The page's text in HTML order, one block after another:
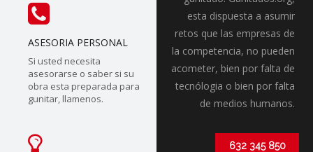
ASESORIA PERSONAL
Si usted necesita
asesorarse o saber si su
obra esta preparada para
gunitar, llamenos.
esta dispuesta a asumir
retos que las empresas de
la competencia, no pueden
acometer, bien por falta de
tecnólogia o bien por falta
de medios humanos.
632 345 850